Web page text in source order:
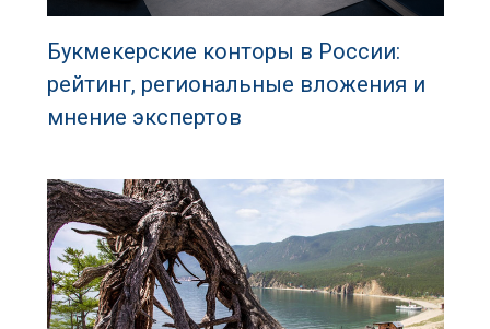
Букмекерские конторы в России:
рейтинг, региональные вложения и
мнение экспертов